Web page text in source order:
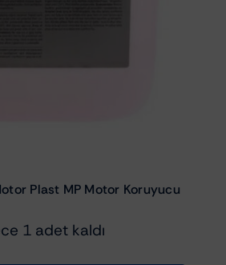
Plast MP Motor Koruyucu
1 adet kaldı